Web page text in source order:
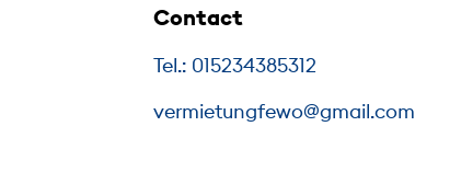
Contact
Tel.: 015234385312
vermietungfewo@gmail.com